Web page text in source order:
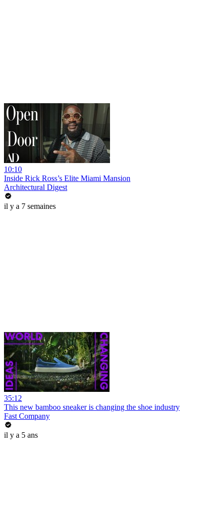
10:10
Inside Rick Ross’s Elite Miami Mansion
Architectural Digest
il y a 7 semaines
35:12
This new bamboo sneaker is changing the shoe industry
Fast Company
il y a 5 ans